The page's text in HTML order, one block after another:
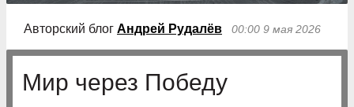
Авторский блог Андрей Рудалёв 00:00 9 мая 2026
Мир через Победу